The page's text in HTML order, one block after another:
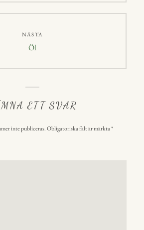
NÄSTA
Nästa
Öl
ETT SVAR
inte publiceras.Obligatoriska fält är märkta*